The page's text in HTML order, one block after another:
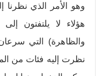
وهو الأمر الذي نظرنا
هؤلاء لا يلتفتون
والظاهرة) التي
نظرت إليه فئات من